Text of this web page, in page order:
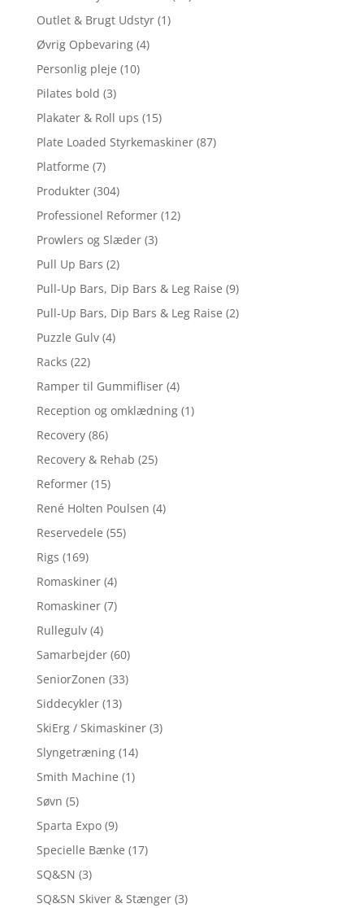
Outlet & Brugt Udstyr (1)
Øvrig Opbevaring (4)
Personlig pleje (10)
Pilates bold (3)
Plakater & Roll ups (15)
Plate Loaded Styrkemaskiner (87)
Platforme (7)
Produkter (304)
Professionel Reformer (12)
Prowlers og Slæder (3)
Pull Up Bars (2)
Pull-Up Bars, Dip Bars & Leg Raise (9)
Pull-Up Bars, Dip Bars & Leg Raise (2)
Puzzle Gulv (4)
Racks (22)
Ramper til Gummifliser (4)
Reception og omklædning (1)
Recovery (86)
Recovery & Rehab (25)
Reformer (15)
René Holten Poulsen (4)
Reservedele (55)
Rigs (169)
Romaskiner (4)
Romaskiner (7)
Rullegulv (4)
Samarbejder (60)
SeniorZonen (33)
Siddecykler (13)
SkiErg / Skimaskiner (3)
Slyngetræning (14)
Smith Machine (1)
Søvn (5)
Sparta Expo (9)
Specielle Bænke (17)
SQ&SN (3)
SQ&SN Skiver & Stænger (3)